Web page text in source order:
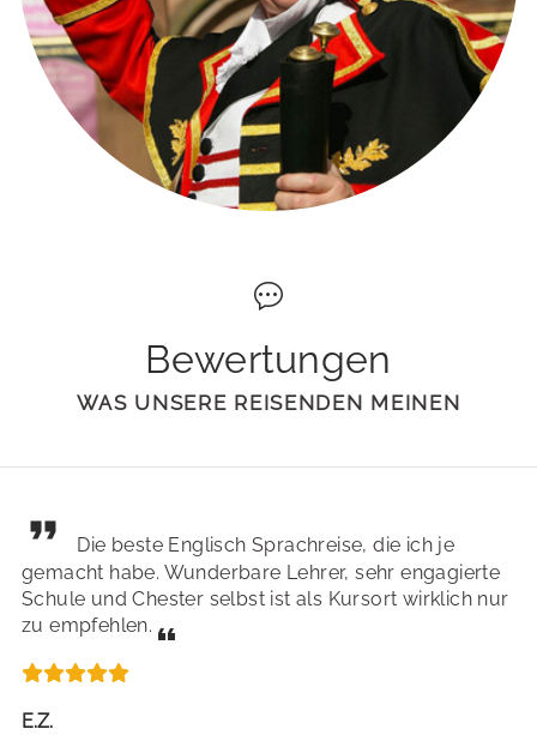
Bewertungen
WAS UNSERE REISENDEN MEINEN
Die beste Englisch Sprachreise, die ich je
gemacht habe. Wunderbare Lehrer, sehr engagierte
Schule und Chester selbst ist als Kursort wirklich nur
zu empfehlen.
E.Z.